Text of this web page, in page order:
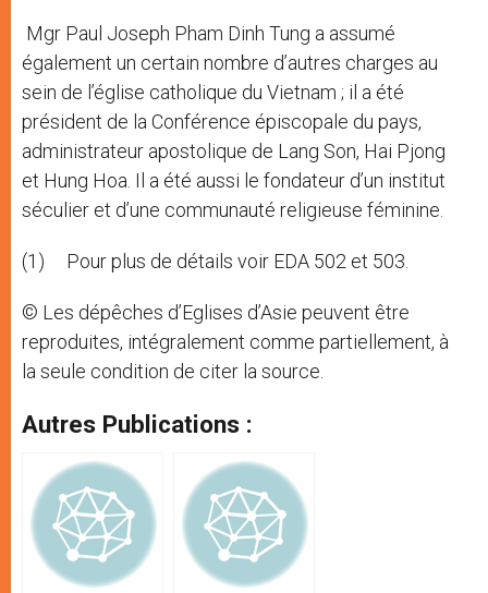
Mgr Paul Joseph Pham Dinh Tung a assumé
également un certain nombre d’autres charges au
sein de l’église catholique du Vietnam ; il a été
président de la Conférence épiscopale du pays,
administrateur apostolique de Lang Son, Hai Pjong
et Hung Hoa. Il a été aussi le fondateur d’un institut
séculier et d’une communauté religieuse féminine.
(1) Pour plus de détails voir EDA 502 et 503.
© Les dépêches d’Eglises d’Asie peuvent être
reproduites, intégralement comme partiellement, à
la seule condition de citer la source.
Autres Publications :